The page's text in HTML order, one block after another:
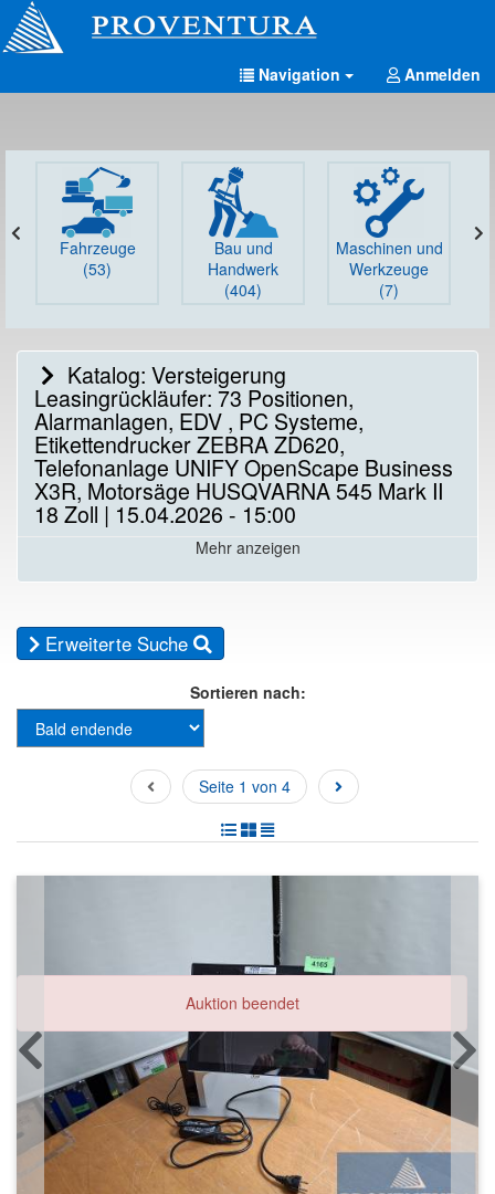
Navigation Anmelden
Fahrzeuge
(53)
Bau und
Handwerk
(404)
Maschinen und
Werkzeuge
(7)
Katalog: Versteigerung
Leasingrückläufer: 73 Positionen,
Alarmanlagen, EDV , PC Systeme,
Etikettendrucker ZEBRA ZD620,
Telefonanlage UNIFY OpenScape Business
X3R, Motorsäge HUSQVARNA 545 Mark II
18 Zoll | 15.04.2026 - 15:00
Mehr anzeigen
Erweiterte Suche
Sortieren nach:
Seite 1 von 4
Auktion beendet